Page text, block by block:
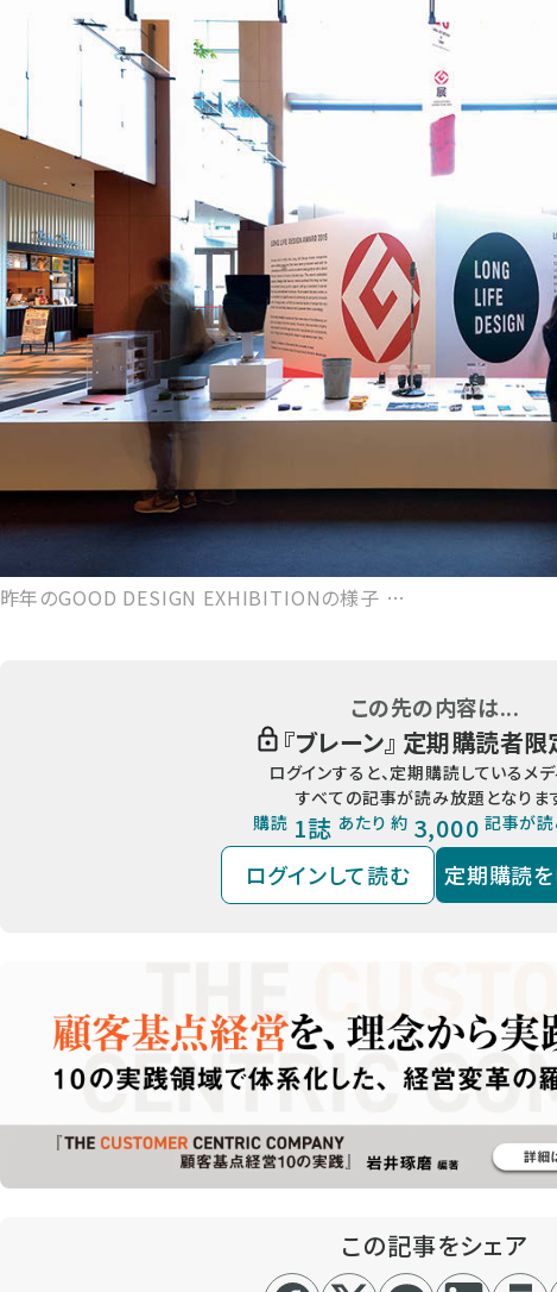
昨年のGOOD DESIGN EXHIBITIONの様子 …
この先の内容は...
『ブレーン』 定期購読者限
ログインすると、定期購読しているメ
すべての記事が読み放題となりま
購読 1誌 あたり 約 3,000 記事が読
ログインして読む 定期購読
この記事をシェア